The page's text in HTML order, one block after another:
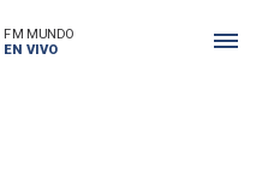
FM MUNDO
EN VIVO